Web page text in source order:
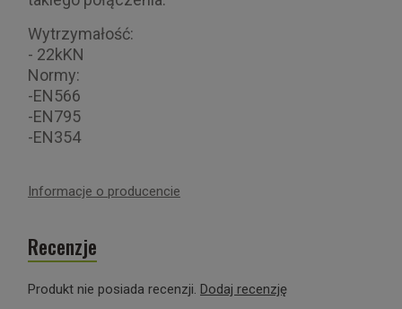
Wytrzymałość:
- 22kKN
Normy:
-EN566
-EN795
-EN354
Informacje o producencie
Recenzje
Produkt nie posiada recenzji. Dodaj recenzję